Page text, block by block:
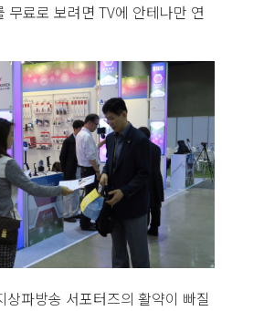
무료로 보려면 TV에 안테나만 연
상파방송 서포터즈의 활약이 빠질